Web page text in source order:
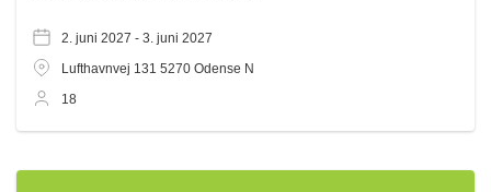
2. juni 2027 - 3. juni 2027
Lufthavnvej 131 5270 Odense N
18